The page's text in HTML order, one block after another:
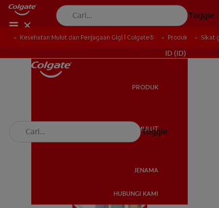
Toggle
ID (ID)
PRODUK
KESEHATAN MULUT
JENAMA
HUBUNGI KAMI
Toggle
Kesehatan Mulut dan Penjagaan Gigi | Colgate® Produk Sikat